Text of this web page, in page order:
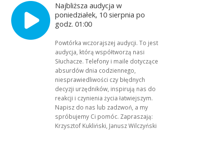
Najbliższa audycja w
poniedziałek, 10 sierpnia po
godz. 01:00
Powtórka wczorajszej audycji. To jest
audycja, którą współtworzą nasi
Słuchacze. Telefony i maile dotyczące
absurdów dnia codziennego,
niesprawiedliwości czy błędnych
decyzji urzędników, inspirują nas do
reakcji i czynienia życia łatwiejszym.
Napisz do nas lub zadzwoń, a my
spróbujemy Ci pomóc. Zapraszają:
Krzysztof Kukliński, Janusz Wilczyński